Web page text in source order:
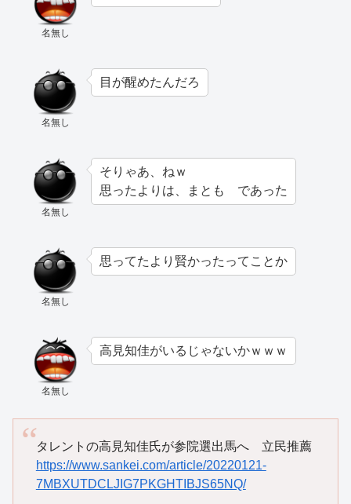
名無し
名無し
目が醒めたんだろ
名無し
そりゃあ、ねｗ
思ったよりは、まとも であった
名無し
思ってたより賢かったってことか
名無し
高見知佳がいるじゃないかｗｗｗ
タレントの高見知佳氏が参院選出馬へ 立民推薦
https://www.sankei.com/article/20220121-
7MBXUTDCLJIG7PKGHTIBJS65NQ/